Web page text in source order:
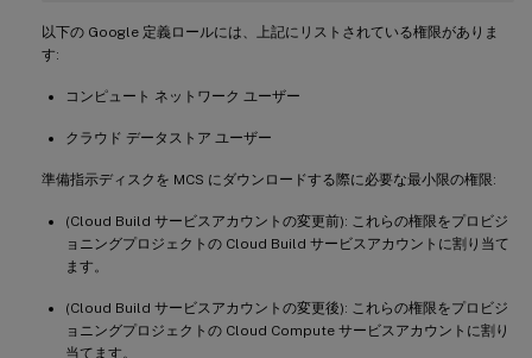
compute . snapshots.create
compute. snapshots.get
compute.snapshots .useReadOnly
compute.subnetworks.list
compute.zoneOperations.get
compute.zoneOperations.list
compute
iam.serviceAccounts. actAs
resourcemanager . projects.get
storage
以下の Google 定義ロールには、上記にリストされている権限がありま
す:
コンピュート ネットワーク ユーザー
クラウド データストア ユーザー
準備指示ディスクを MCS にダウンロードする際に必要な最小限の権限:
(Cloud Build サービスアカウントの変更前): これらの権限をプロビジ
ョニングプロジェクトの Cloud Build サービスアカウントに割り当て
ます。
(Cloud Build サービスアカウントの変更後): これらの権限をプロビジ
ョニングプロジェクトの Cloud Compute サービスアカウントに割り
当てます。